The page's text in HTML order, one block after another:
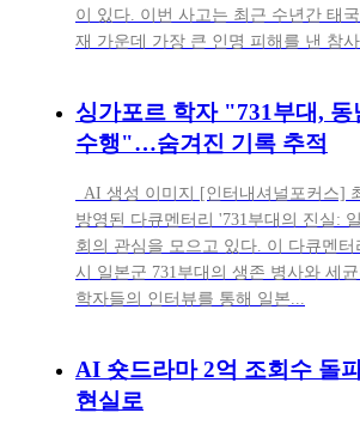
이 있다. 이번 사고는 최근 수년간 태
재 가운데 가장 큰 인명 피해를 낸 참
싱가포르 학자 "731부대, 동
수행"…숨겨진 기록 추적
AI 생성 이미지 [인터내셔널포커스]
방영된 다큐멘터리 '731부대의 진실:
회의 관심을 모으고 있다. 이 다큐멘
시 일본군 731부대의 생존 병사와 세
학자들의 인터뷰를 통해 일본...
AI 숏드라마 2억 조회수 돌
현실로